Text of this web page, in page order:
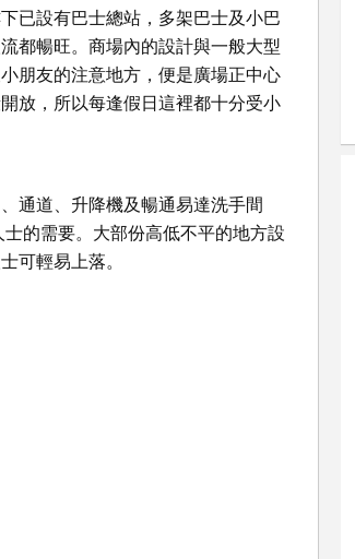
已設有巴士總站，多架巴士及小巴
都暢旺。商場內的設計與一般大型
朋友的注意地方，便是廣場正中心
放，所以每逢假日這裡都十分受小
通道、升降機及暢通易達洗手間
的需要。大部份高低不平的地方設
可輕易上落。